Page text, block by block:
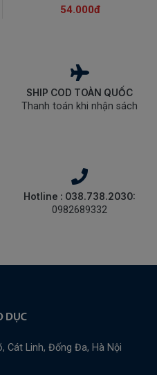
54.000đ
SHIP COD TOÀN QUỐC
Thanh toán khi nhận sách
Hotline : 038.738.2030:
0982689332
Cát Linh, Đống Đa, Hà Nội